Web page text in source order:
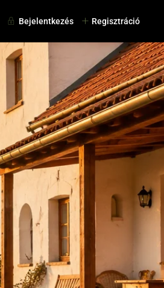
Bejelentkezés Regisztráció